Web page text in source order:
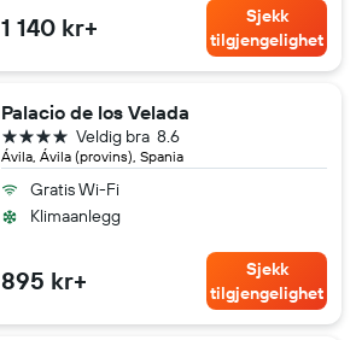
1 140 kr+
Sjekk
tilgjengelighet
Palacio de los Velada
Ávila, Ávila (provins), Spania
8.6
Veldig bra
4 stjerner
Gratis Wi-Fi
Klimaanlegg
895 kr+
Sjekk
tilgjengelighet